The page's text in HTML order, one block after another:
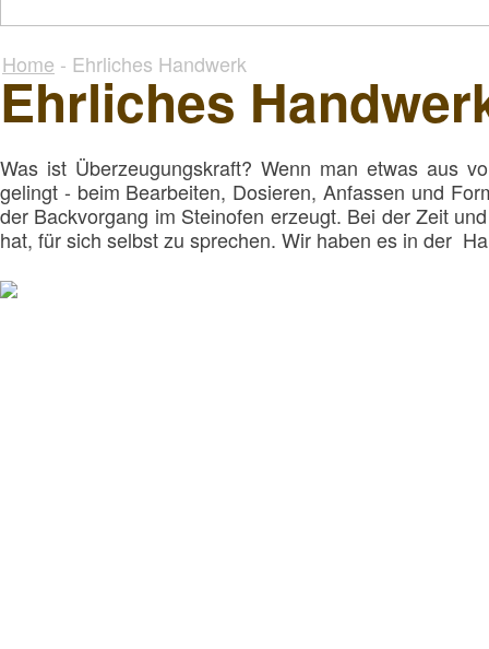
Home - Ehrliches Handwerk
Ehrliches
Was ist Überzeugungskraft? Wenn man etwas aus
gelingt - beim Bearbeiten, Dosieren, Anfassen und
der Backvorgang im Steinofen erzeugt. Bei der Zeit
hat, für sich selbst zu sprechen. Wir haben es in der